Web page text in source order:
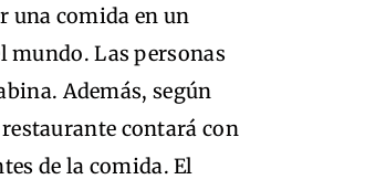
una comida en un
mundo. Las personas
Además, según
contará con
de la comida. El